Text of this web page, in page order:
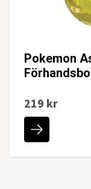
Pokemon
219 kr